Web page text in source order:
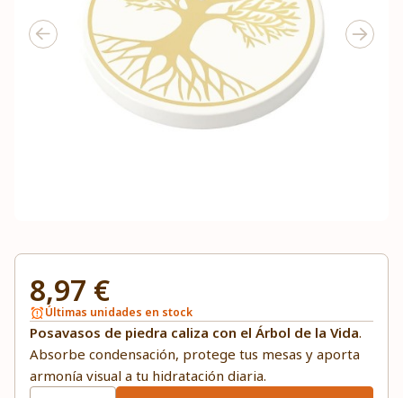
8,97 €
Últimas unidades en stock
Posavasos de piedra caliza con el Árbol de la Vida.
Absorbe condensación, protege tus mesas y aporta
armonía visual a tu hidratación diaria.